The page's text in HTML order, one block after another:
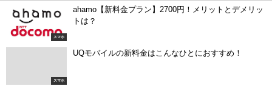
スマホ
ahamo【新料金プラン】2700円！メリットとデメリッ
トは？
スマホ
UQモバイルの新料金はこんなひとにおすすめ！